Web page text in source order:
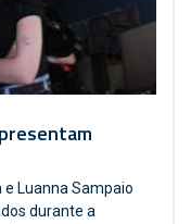
e Luanna Sampaio
durante a